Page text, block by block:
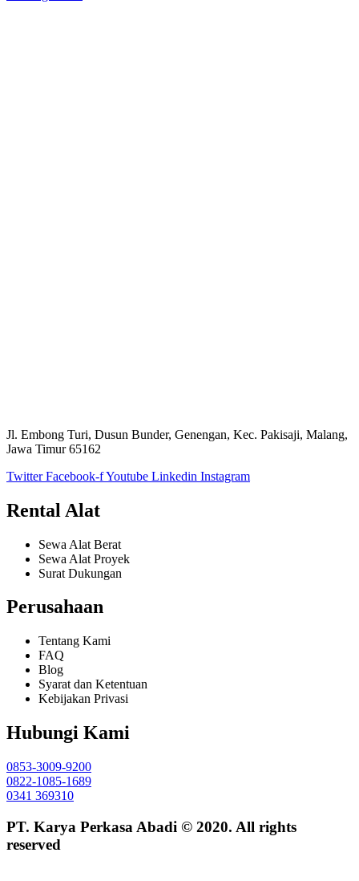
Jl. Embong Turi, Dusun Bunder, Genengan, Kec. Pakisaji, Malang,
Jawa Timur 65162
Twitter Facebook-fYoutube Linkedin Instagram
Rental Alat
Sewa Alat Berat
Sewa Alat Proyek
Surat Dukungan
Perusahaan
Tentang Kami
FAQ
Blog
Syarat dan Ketentuan
Kebijakan Privasi
Hubungi Kami
0853-3009-9200
0822-1085-1689
0341 369310
PT. Karya Perkasa Abadi © 2020. All rights
reserved